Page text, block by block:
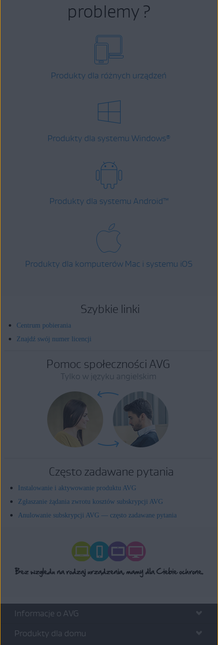
problemy ?
Produkty dla różnych urządzeń
Produkty dla systemu Windows®
Produkty dla systemu Android™
Produkty dla komputerów Mac i systemu iOS
Szybkie linki
Centrum pobierania
Znajdź swój numer licencji
Pomoc społeczności AVG
Tylko w języku angielskim
Często zadawane pytania
Instalowanie i aktywowanie produktu AVG
Zgłaszanie żądania zwrotu kosztów subskrypcji AVG
Anulowanie subskrypcji AVG — często zadawane pytania
Informacje o AVG
Produkty dla domu